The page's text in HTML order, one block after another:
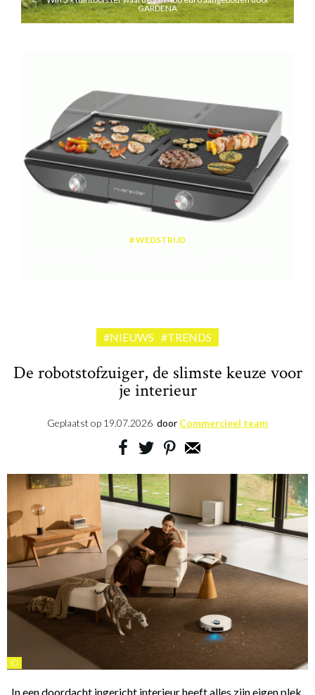
GARDENA
WEDSTRIJD
#NIEUWS #TRENDS
De robotstofzuiger, de slimste keuze voor
je interieur
Geplaatst op 19.07.2026 door Commercieel team
©
In een doordacht ingericht interieur heeft alles zijn eigen plek,